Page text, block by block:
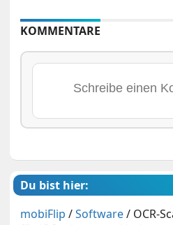
KOMMENTARE
Du bist hier:
mobiFlip /Software/ OCR-